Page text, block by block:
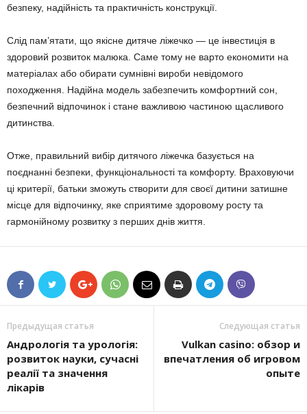
безпеку, надійність та практичність конструкції.
Слід пам’ятати, що якісне дитяче ліжечко — це інвестиція в
здоровий розвиток малюка. Саме тому не варто економити на
матеріалах або обирати сумнівні вироби невідомого
походження. Надійна модель забезпечить комфортний сон,
безпечний відпочинок і стане важливою частиною щасливого
дитинства.
Отже, правильний вибір дитячого ліжечка базується на
поєднанні безпеки, функціональності та комфорту. Враховуючи
ці критерії, батьки зможуть створити для своєї дитини затишне
місце для відпочинку, яке сприятиме здоровому росту та
гармонійному розвитку з перших днів життя.
Предыдущая статья
Андрологія та урологія:
розвиток науки, сучасні
реалії та значення
лікарів
Следующая статья
Vulkan casino: обзор и
впечатления об игровом
опыте